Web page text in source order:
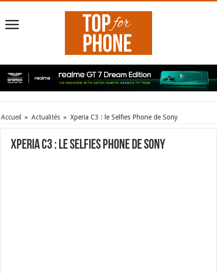
Accueil » Actualités » Xperia C3 : le Selfies Phone de Sony
Xperia C3 : le Selfies Phone de Sony